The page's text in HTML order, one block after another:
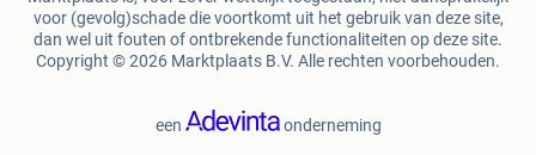
voor (gevolg)schade die voortkomt uit het gebruik van deze site,
dan wel uit fouten of ontbrekende functionaliteiten op deze site.
Copyright © 2026 Marktplaats B.V. Alle rechten voorbehouden.
een onderneming